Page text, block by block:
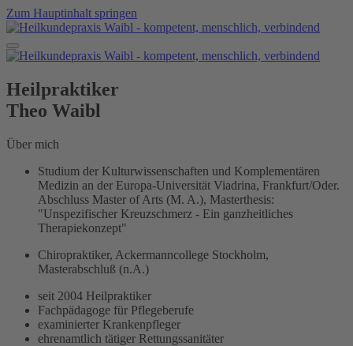
Zum Hauptinhalt springen
Heilpraktiker
Theo Waibl
Über mich
Studium der Kulturwissenschaften und Komplementären
Medizin an der Europa-Universität Viadrina, Frankfurt/Oder.
Abschluss Master of Arts (M. A.), Masterthesis:
"Unspezifischer Kreuzschmerz - Ein ganzheitliches
Therapiekonzept"
Chiropraktiker, Ackermanncollege Stockholm,
Masterabschluß (n.A.)
seit 2004 Heilpraktiker
Fachpädagoge für Pflegeberufe
examinierter Krankenpfleger
ehrenamtlich tätiger Rettungssanitäter